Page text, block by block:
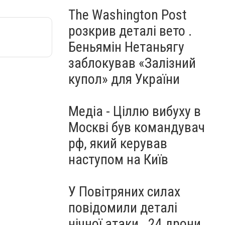
The Washington Post
розкрив деталі вето .
Беньямін Нетаньягу
заблокував «Залізний
купол» для України
Медіа - Ціллю вибуху в
Москві був командувач
рф, який керував
наступом на Київ
У Повітряних силах
повідомили деталі